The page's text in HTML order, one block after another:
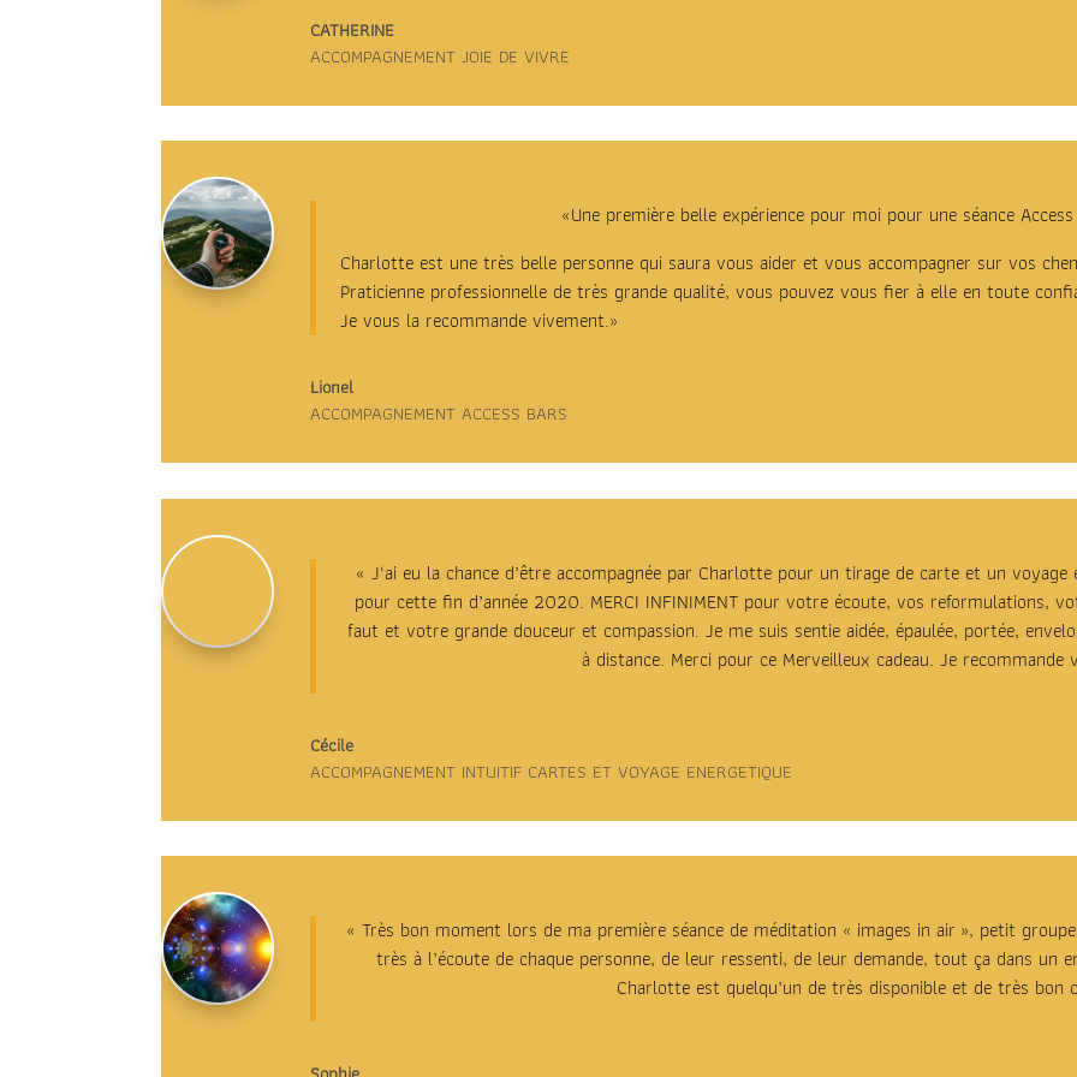
CATHERINE
ACCOMPAGNEMENT JOIE DE VIVRE
«Une première belle expérience pour moi pour une séance
Charlotte est une très belle personne qui saura vous aider et vous accompagner sur vos
Praticienne professionnelle de très grande qualité, vous pouvez vous fier à elle en toute
Je vous la recommande vivement.»
Lionel
ACCOMPAGNEMENT ACCESS BARS
« J‘ai eu la chance d’être accompagnée par Charlotte pour un tirage de carte et un
pour cette fin d’année 2020. MERCI INFINIMENT pour votre écoute, vos reformulations,
faut et votre grande douceur et compassion. Je me suis sentie aidée, épaulée, portée,
à distance. Merci pour ce Merveilleux cadeau. Je recommande
Cécile
ACCOMPAGNEMENT INTUITIF CARTES ET VOYAGE ENERGETIQUE
« Très bon moment lors de ma première séance de méditation « images in air », petit
très à l’écoute de chaque personne, de leur ressenti, de leur demande, tout ça dans un
Charlotte est quelqu’un de très disponible et de très bon